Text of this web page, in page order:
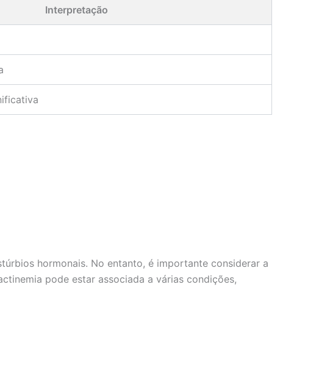
Interpretação
hormonais. No entanto, é importante considerar a
pode estar associada a várias condições,